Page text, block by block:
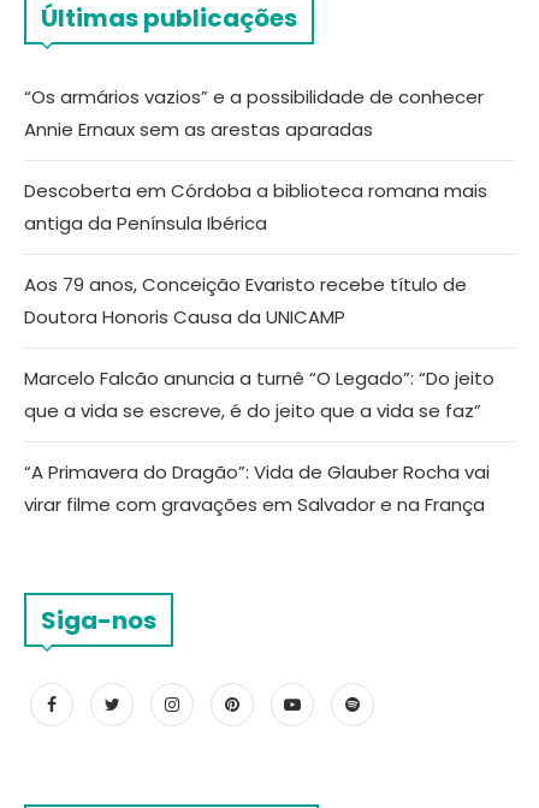
Últimas publicações
“Os armários vazios” e a possibilidade de conhecer
Annie Ernaux sem as arestas aparadas
Descoberta em Córdoba a biblioteca romana mais
antiga da Península Ibérica
Aos 79 anos, Conceição Evaristo recebe título de
Doutora Honoris Causa da UNICAMP
Marcelo Falcão anuncia a turnê “O Legado”: “Do jeito
que a vida se escreve, é do jeito que a vida se faz”
“A Primavera do Dragão”: Vida de Glauber Rocha vai
virar filme com gravações em Salvador e na França
Siga-nos